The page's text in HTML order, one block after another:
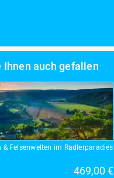
Ihnen auch gefallen
& Felsenwelten im Radlerparadies
469,00 €